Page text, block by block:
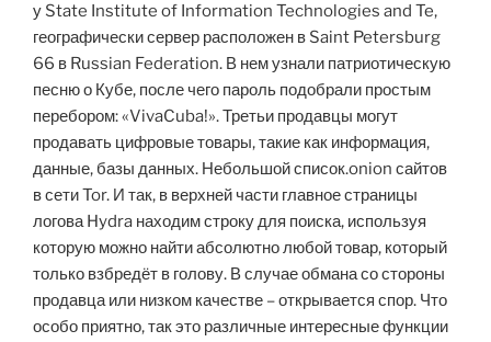
у State Institute of Information Technologies and Te,
географически сервер расположен в Saint Petersburg
66 в Russian Federation. В нем узнали патриотическую
песню о Кубе, после чего пароль подобрали простым
перебором: «VivaCuba!». Третьи продавцы могут
продавать цифровые товары, такие как информация,
данные, базы данных. Небольшой список.onion сайтов
в сети Tor. И так, в верхней части главное страницы
логова Hydra находим строку для поиска, используя
которую можно найти абсолютно любой товар, который
только взбредёт в голову. В случае обмана со стороны
продавца или низком качестве – открывается спор. Что
особо приятно, так это различные интересные функции